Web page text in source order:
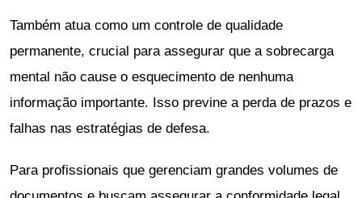
Também atua como um controle de qualidade
permanente, crucial para assegurar que a sobrecarga
mental não cause o esquecimento de nenhuma
informação importante. Isso previne a perda de prazos e
falhas nas estratégias de defesa.
Para profissionais que gerenciam grandes volumes de